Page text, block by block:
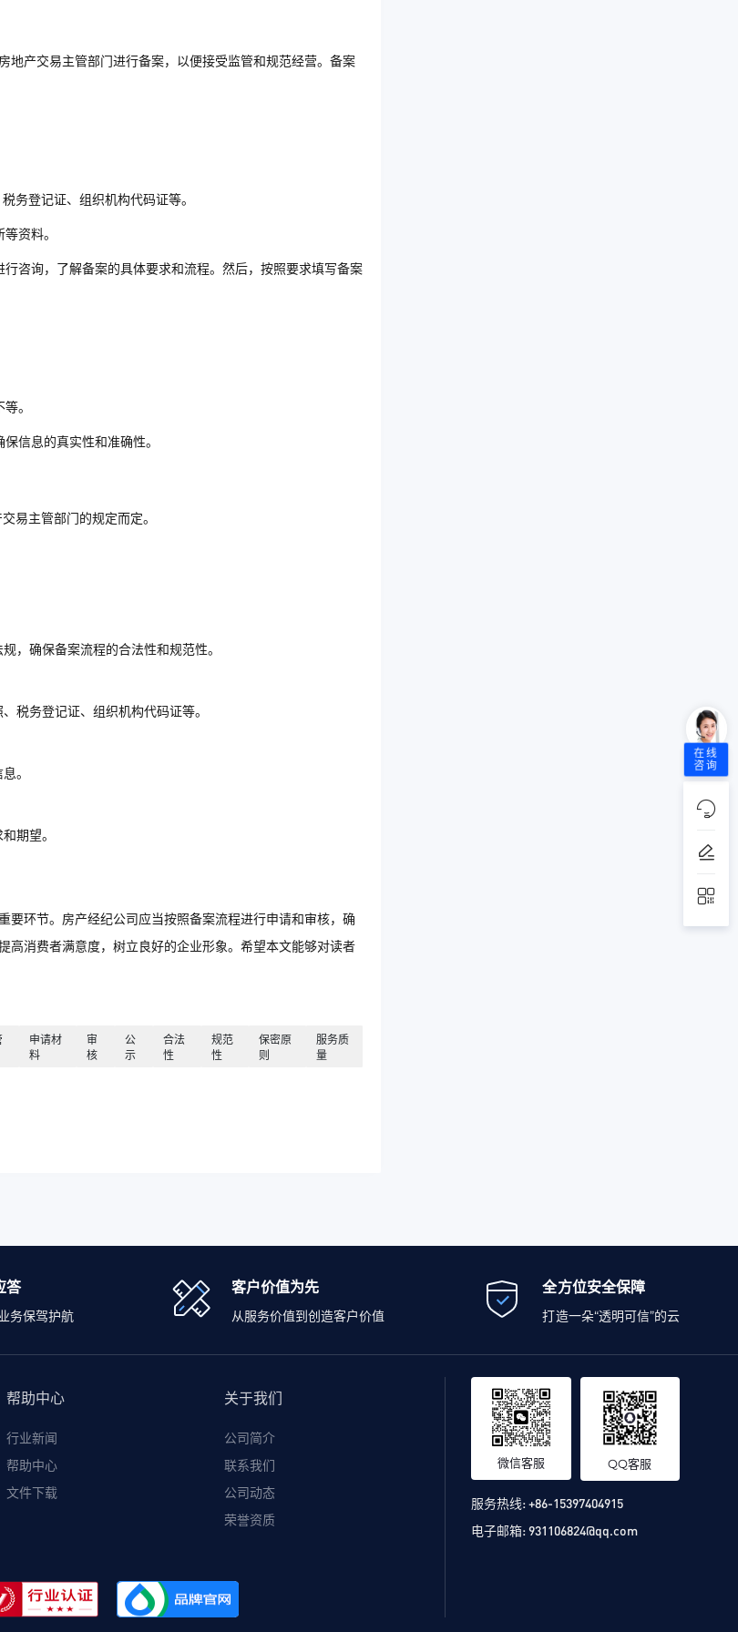
产交易主管部门进行备案，以便接受监管和规范经营。备案
务登记证、组织机构代码证等。
资料。
咨询，了解备案的具体要求和流程。然后，按照要求填写备案
。
信息的真实性和准确性。
易主管部门的规定而定。
，确保备案流程的合法性和规范性。
税务登记证、组织机构代码证等。
。
期望。
环节。房产经纪公司应当按照备案流程进行申请和审核，确
消费者满意度，树立良好的企业形象。希望本文能够对读者
申请材
料
审
核
公
示
合法
性
规范
性
保密原
则
服务质
量
答
务保驾护航
客户价值为先
从服务价值到创造客户价值
全方位安全保障
打造一朵“透明可信”的云
帮助中心
行业新闻
帮助中心
文件下载
关于我们
公司简介
联系我们
公司动态
荣誉资质
微信客服 QQ客服
服务热线:+86-15397404915
电子邮箱:931106824@qq.com
在线
咨询